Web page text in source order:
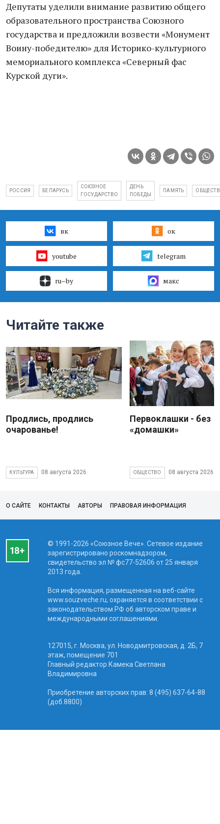
Депутаты уделили внимание развитию общего
образовательного пространства Союзного
государства и предложили возвести «Монумент
Воину-победителю» для Историко-культурного
мемориального комплекса «Северный фас
Курской дуги».
РОССИЯ БЕЛАРУСЬ
СОЮЗНОЕ
ГОСУДАРСТВО
ДЕНЬ
ПОБЕДЫ
ПАМЯТЬ
вк ок
youtube telegram
ru–by макс
Читайте также
Продлись, продлись
очарованье!
КУЛЬТУРА 08 августа 2026
Первоклашки - без
«домашки»
ОБЩЕСТВО 08 августа 2026
О САЙТЕ КОНТАКТЫ АВТОРЫ ПРАВОВАЯ ИНФОРМАЦИЯ
© 1991-2026 «Союзное Вече». Сетевое издание
зарегистрировано роскомнадзором,
свидетельство эл № фc77-52606 от 25 января
2013 года.
Вся информация, размещенная на веб-сайте
www.souzveche.ru, охраняется в соответствии с
законодательством РФ об авторском праве и
международными соглашениями.
127015, г. Москва, ул. Новодмитровская, д. 2Б, 7
этаж, помещение 701
Главный редактор Камека Светлана
Владимировна
Приобретение авторских прав: 8 (495) 637-64-88
(доб.8800)